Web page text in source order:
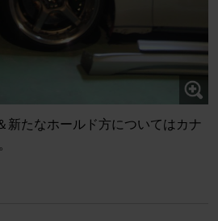
新たなホールド方についてはカナ